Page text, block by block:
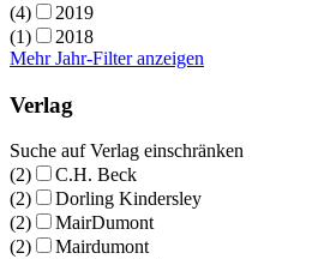
(4)
2019
(1)
2018
Mehr Jahr-Filter anzeigen
Verlag
Suche auf Verlag einschränken
(2)
C.H. Beck
(2)
Dorling Kindersley
(2)
MairDumont
(2)
Mairdumont